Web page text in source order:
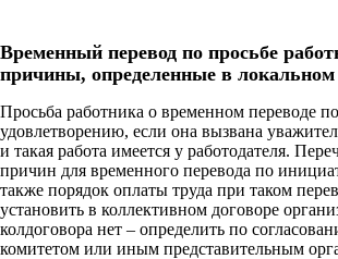
Временный перевод по просьбе
причины, определенные в локальном
Просьба работника о временном переводе
удовлетворению, если она вызвана
и такая работа имеется у работодателя.
причин для временного перевода по
также порядок оплаты труда при таком
установить в коллективном договоре
колдоговора нет – определить по
комитетом или иным представительным